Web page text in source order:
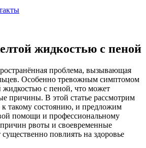
жидкостью с пеной
проблема, вызывающая
Особенно тревожным симптомом
жидкостью с пеной, что может
причины. В этой статье рассмотрим
такому состоянию, и предложим
помощи и профессиональному
рвоты и своевременные
существенно повлиять на здоровье